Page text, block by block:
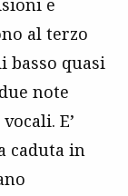
e
al terzo
basso quasi
note
E’
caduta in